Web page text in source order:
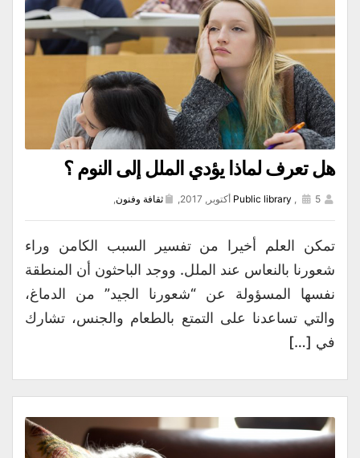
هل تعرف لماذا يؤدي الملل إلى النوم ؟
Public library , 5 أكتوبر, 2017, ثقافة وفنون,
تمكن العلم أخيرا من تفسير السبب الكامن وراء
شعورنا بالنعاس عند الملل. ووجد الباحثون أن المنطقة
نفسها المسؤولة عن “شعورنا الجيد” من الدماغ،
والتي تساعدنا على التمتع بالطعام والجنس، تشارك
في […]